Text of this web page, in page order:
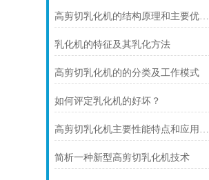
高剪切乳化机的结构原理和主要优点是什么
乳化机的特征及其乳化方法
高剪切乳化机的的分类及工作模式
如何评定乳化机的好坏？
高剪切乳化机主要性能特点和应用范围
简析一种新型高剪切乳化机技术